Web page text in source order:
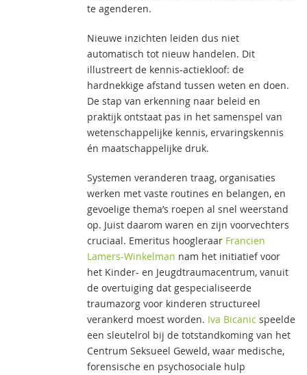
te agenderen.
Nieuwe inzichten leiden dus niet
automatisch tot nieuw handelen. Dit
illustreert de kennis-actiekloof: de
hardnekkige afstand tussen weten en doen.
De stap van erkenning naar beleid en
praktijk ontstaat pas in het samenspel van
wetenschappelijke kennis, ervaringskennis
én maatschappelijke druk.
Systemen veranderen traag, organisaties
werken met vaste routines en belangen, en
gevoelige thema’s roepen al snel weerstand
op. Juist daarom waren en zijn voorvechters
cruciaal. Emeritus hoogleraar Francien
Lamers-Winkelman nam het initiatief voor
het Kinder- en Jeugdtraumacentrum, vanuit
de overtuiging dat gespecialiseerde
traumazorg voor kinderen structureel
verankerd moest worden. Iva Bicanic speelde
een sleutelrol bij de totstandkoming van het
Centrum Seksueel Geweld, waar medische,
forensische en psychosociale hulp